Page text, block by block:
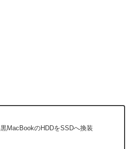
黒MacBookのHDDをSSDへ換装